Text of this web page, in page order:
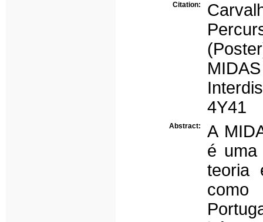
Citation:
4Y41
Abstract:
A
é uma
teoria
como